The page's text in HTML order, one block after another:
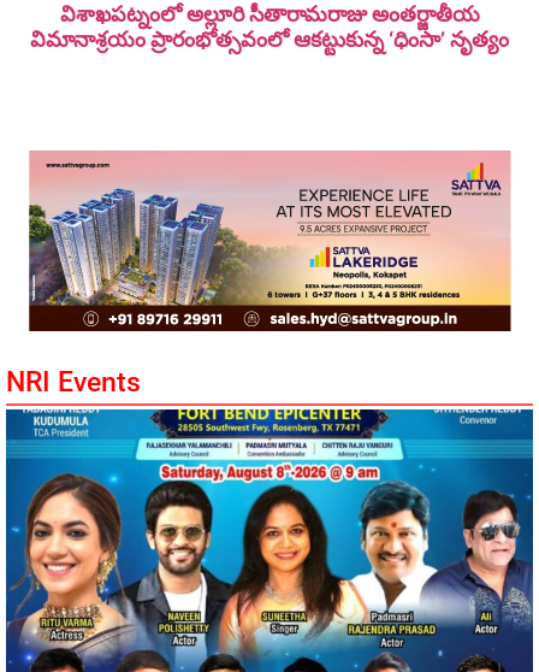
విశాఖపట్నంలో అల్లూరి సీతారామ‌రాజు అంత‌ర్జాతీయ
విమానాశ్ర‌యం ప్రారంభోత్సవంలో ఆకట్టుకున్న ‘ధింసా’ నృత్యం
NRI Events